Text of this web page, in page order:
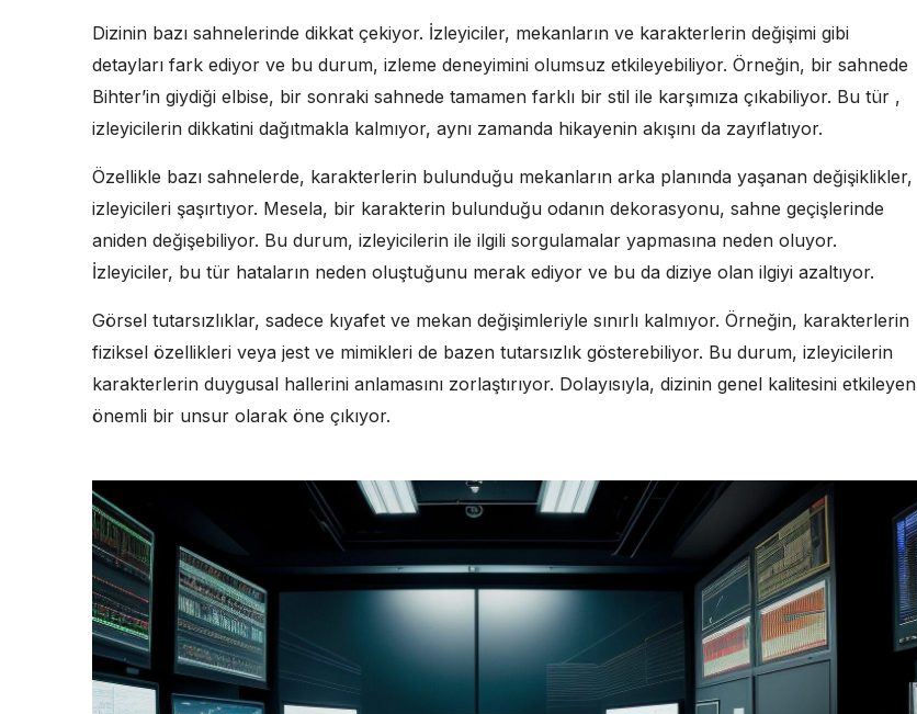
Dizinin bazı sahnelerinde dikkat çekiyor. İzleyiciler, mekanların ve karakterlerin değişimi gibi
detayları fark ediyor ve bu durum, izleme deneyimini olumsuz etkileyebiliyor. Örneğin, bir sahnede
Bihter’in giydiği elbise, bir sonraki sahnede tamamen farklı bir stil ile karşımıza çıkabiliyor. Bu tür ,
izleyicilerin dikkatini dağıtmakla kalmıyor, aynı zamanda hikayenin akışını da zayıflatıyor.
Özellikle bazı sahnelerde, karakterlerin bulunduğu mekanların arka planında yaşanan değişiklikler,
izleyicileri şaşırtıyor. Mesela, bir karakterin bulunduğu odanın dekorasyonu, sahne geçişlerinde
aniden değişebiliyor. Bu durum, izleyicilerin ile ilgili sorgulamalar yapmasına neden oluyor.
İzleyiciler, bu tür hataların neden oluştuğunu merak ediyor ve bu da diziye olan ilgiyi azaltıyor.
Görsel tutarsızlıklar, sadece kıyafet ve mekan değişimleriyle sınırlı kalmıyor. Örneğin, karakterlerin
fiziksel özellikleri veya jest ve mimikleri de bazen tutarsızlık gösterebiliyor. Bu durum, izleyicilerin
karakterlerin duygusal hallerini anlamasını zorlaştırıyor. Dolayısıyla, dizinin genel kalitesini etkileyen
önemli bir unsur olarak öne çıkıyor.